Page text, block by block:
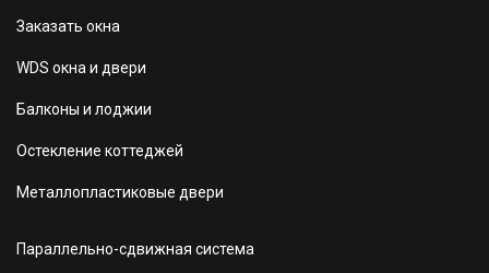
Заказать окна
WDS окна и двери
Балконы и лоджии
Остекление коттеджей
Металлопластиковые двери
Параллельно-сдвижная система